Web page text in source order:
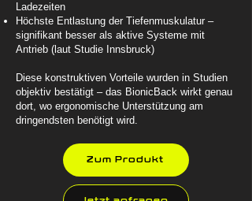
Ladezeiten
Höchste Entlastung der Tiefenmuskulatur –
signifikant besser als aktive Systeme mit
Antrieb (laut Studie Innsbruck)
Diese konstruktiven Vorteile wurden in Studien
objektiv bestätigt – das BionicBack wirkt genau
dort, wo ergonomische Unterstützung am
dringendsten benötigt wird.
Zum Produkt